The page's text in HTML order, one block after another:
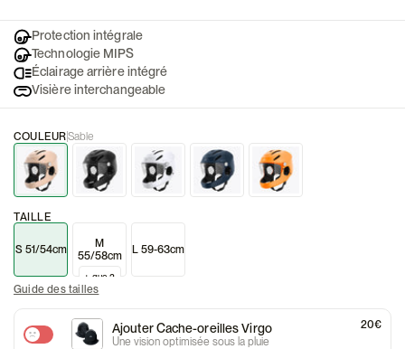
Protection intégrale
Technologie MIPS
Éclairage arrière intégré
Visière interchangeable
COULEURSable
TAILLE
S 51/54cm
M
55/58cm
+ que 2
L 59-63cm
Guide des tailles
Ajouter Cache-oreilles Virgo
Une vision optimisée sous la pluie
20€